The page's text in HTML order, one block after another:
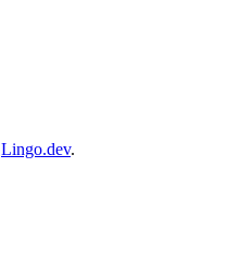
Lingo.dev.